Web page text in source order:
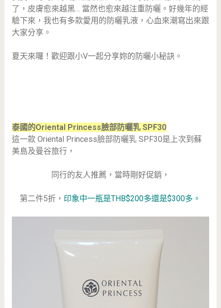
了，皮膚愈來越黑… 當然也愈來越注重防曬。好幾年的經
驗下來，我也有多款愛用的防曬乳液，心血來潮寫出來跟
大家分享。
夏天來囉！歡迎跟小V一起分享妳的防曬小秘訣。
泰國的Oriental Princess臉部防曬乳 SPF30
這一款 Oriental Princess臉部防曬乳 SPF30是上次到蘇
美島及曼谷旅行，
同行的友人推薦，當時剛好促銷，
第二件5折， 印象中一瓶是THB$200多還是$300多。